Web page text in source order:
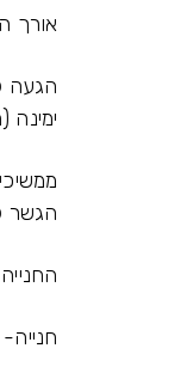
אורך
הגעה
ימינה
הגשר